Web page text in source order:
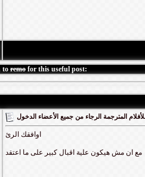
to remo for this useful post:
المترجمة الرجاء من جميع الأعضاء الدخول
اوافقك الرئ
مع ان مش هيكون علية اقبال كبير على ما اعتقد